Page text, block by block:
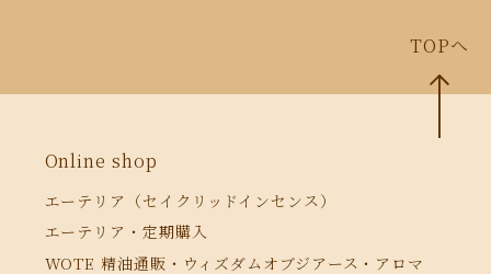
Online shop
エーテリア（セイクリッドインセンス）
エーテリア・定期購入
WOTE 精油通販・ウィズダムオブジアース・アロマ
TOPへ